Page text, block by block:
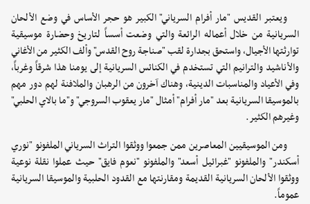
ويعتبر القديس "مار أفرام السرياني" الكبير هو حجر الأساس في وضع الألحان
السريانية من خلال أعماله الرائعة والتي وضعت أسساً لتاريخ وحضارة موسيقية
توارثتها الأجيال، واستحق بجدارة لقب "صناجة روح القدس" وألف الكثير من الأغاني
والأناشيد والترانيم التي تستخدم في الكنائس السريانية إلى يومنا هذا شرقاً وغرباً،
وفي الأعياد والمناسبات الدينية، وهناك آخرون من الرهبان والملافنة لهم دور مهم
بالموسيقا السريانية بعد "مار أفرام" أمثال "مار يعقوب السروجي" و"ما بالاي الحلبي"
وغيرهم الكثير.
ومن الموسيقيين المعاصرين ممن جمعوا ووثقوا التراث السرياني الملفونو "نوري
أسكندر" والملفونو "غبرائيل أسعد" والملفونو "نعوم فايق" حيث عملوا نقلة نوعية
ووثقوا الألحان السريانية القديمة ومقارنتها مع القدود الحلبية والموسيقا السريانية
عموماً.